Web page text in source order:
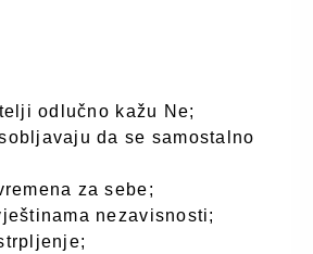
odlučno kažu Ne;
da se samostalno
za sebe;
nezavisnosti;